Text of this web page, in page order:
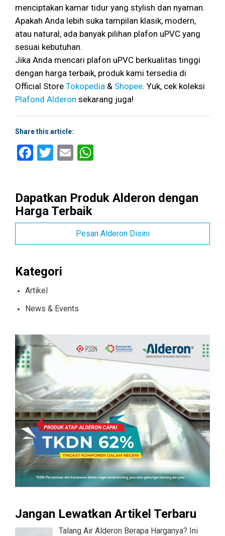
menciptakan kamar tidur yang stylish dan nyaman.
Apakah Anda lebih suka tampilan klasik, modern,
atau natural, ada banyak pilihan plafon uPVC yang
sesuai kebutuhan.
Jika Anda mencari plafon uPVC berkualitas tinggi
dengan harga terbaik, produk kami tersedia di
Official Store Tokopedia & Shopee. Yuk, cek koleksi
Plafond Alderon sekarang juga!
Share this article:
Facebook
Twitter
Email
Dapatkan Produk Alderon dengan
Harga Terbaik
Pesan Alderon Disini
Kategori
Artikel
News & Events
Jangan Lewatkan Artikel Terbaru
Talang Air Alderon Berapa Harganya? Ini